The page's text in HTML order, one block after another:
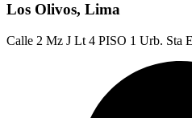
Los Olivos, Lima
Calle 2 Mz J Lt 4 PISO 1 Urb. Sta